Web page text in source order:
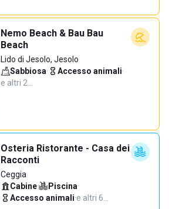
Nemo Beach & Bau Bau
Beach
Lido di Jesolo, Jesolo
Sabbiosa· Accesso animali·
e altri 2…
Osteria Ristorante - Casa dei
Racconti
Ceggia
Cabine· Piscina·
Accesso animali·e altri 6…